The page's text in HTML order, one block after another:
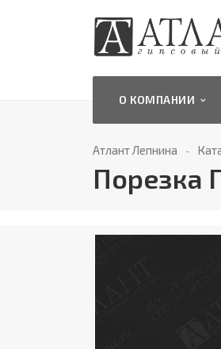
О КОМПАНИИ
Атлант Лепнина
Порезка